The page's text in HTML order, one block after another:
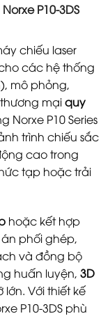
P10-3DS
chiếu laser
các hệ thống
mô phỏng,
mạiquy
Norxe P10 Series
trình chiếu sắc
cao trong
tạp hoặc trải
hoặc kết hợp
phối ghép,
và đồng bộ
huấn luyện, 3D
Với thiết kế
P10-3DS phù